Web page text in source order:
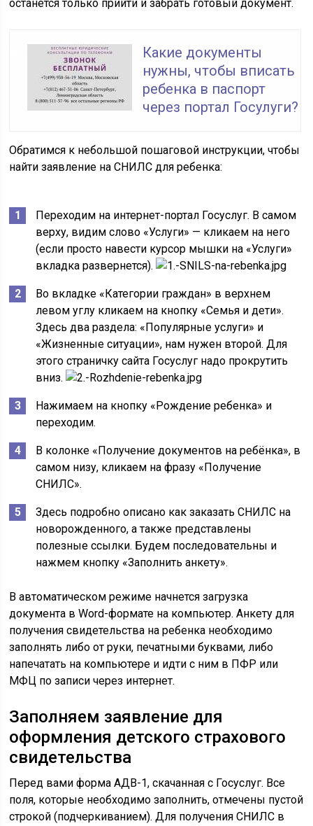
останется только прийти и забрать готовый документ.
Какие документы
нужны, чтобы вписать
ребенка в паспорт
через портал Госулуги?
Обратимся к небольшой пошаговой инструкции, чтобы
найти заявление на СНИЛС для ребенка:
Переходим на интернет-портал Госуслуг. В самом
верху, видим слово «Услуги» — кликаем на него
(если просто навести курсор мышки на «Услуги»
вкладка развернется).
Во вкладке «Категории граждан» в верхнем
левом углу кликаем на кнопку «Семья и дети».
Здесь два раздела: «Популярные услуги» и
«Жизненные ситуации», нам нужен второй. Для
этого страничку сайта Госуслуг надо прокрутить
вниз.
Нажимаем на кнопку «Рождение ребенка» и
переходим.
В колонке «Получение документов на ребёнка», в
самом низу, кликаем на фразу «Получение
СНИЛС».
Здесь подробно описано как заказать СНИЛС на
новорожденного, а также представлены
полезные ссылки. Будем последовательны и
нажмем кнопку «Заполнить анкету».
В автоматическом режиме начнется загрузка
документа в Word-формате на компьютер. Анкету для
получения свидетельства на ребенка необходимо
заполнять либо от руки, печатными буквами, либо
напечатать на компьютере и идти с ним в ПФР или
МФЦ по записи через интернет.
Заполняем заявление для
оформления детского страхового
свидетельства
Перед вами форма АДВ-1, скачанная с Госуслуг. Все
поля, которые необходимо заполнить, отмечены пустой
строкой (подчеркиванием). Для получения СНИЛС в